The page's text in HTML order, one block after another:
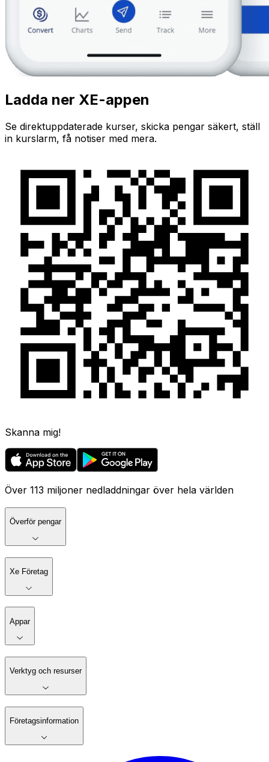
Ladda ner XE-appen
Se direktuppdaterade kurser, skicka pengar säkert, ställ
in kurslarm, få notiser med mera.
Skanna mig!
Över 113 miljoner nedladdningar över hela världen
Överför pengar
Xe Företag
Appar
Verktyg och resurser
Företagsinformation